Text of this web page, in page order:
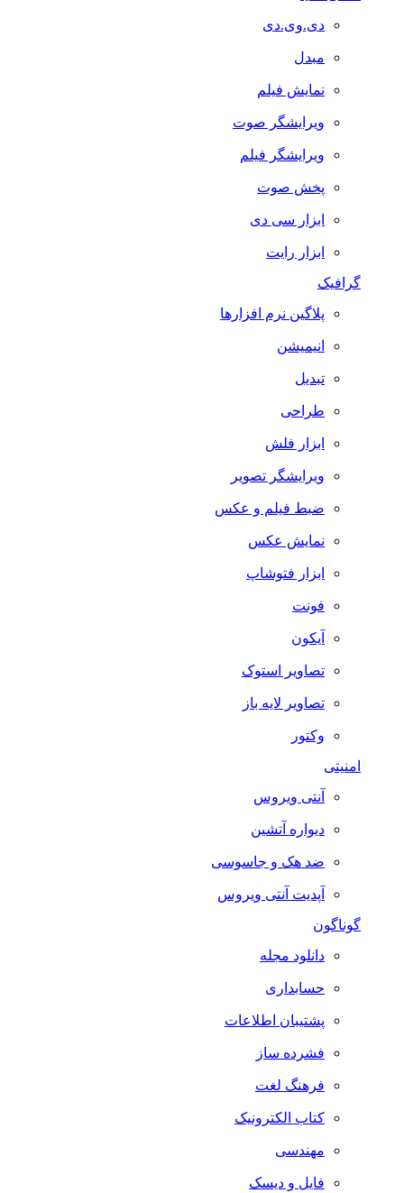
دی.وی.دی
مبدل
نمایش فیلم
ویرایشگر صوت
ویرایشگر فیلم
پخش صوت
ابزار سی دی
ابزار رایت
گرافیک
پلاگین نرم افزارها
انیمیشن
تبدیل
طراحی
ابزار فلش
ویرایشگر تصویر
ضبط فيلم و عكس
نمایش عکس
ابزار فتوشاپ
فونت
آیکون
تصاویر استوک
تصاویر لایه باز
وکتور
امنیتی
آنتی ویروس
دیواره آتشین
ضد هک و جاسوسی
آپدیت آنتی ویروس
گوناگون
دانلود مجله
حسابداری
پشتیبان اطلاعات
فشرده ساز
فرهنگ لغت
کتاب الکترونیک
مهندسی
فایل و دیسک